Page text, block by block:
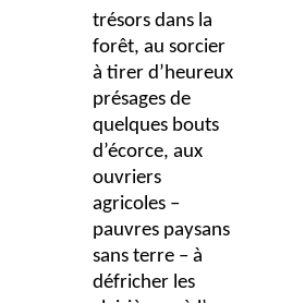
trésors dans la
forêt, au sorcier
à tirer d’heureux
présages de
quelques bouts
d’écorce, aux
ouvriers
agricoles –
pauvres paysans
sans terre – à
défricher les